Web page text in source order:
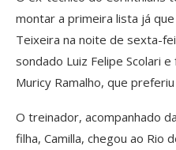
montar a primeira lista já
Teixeira na noite de sexta-
sondado Luiz Felipe Scolari
Muricy Ramalho, que
O treinador, acompanhado
filha, Camilla, chegou ao Rio